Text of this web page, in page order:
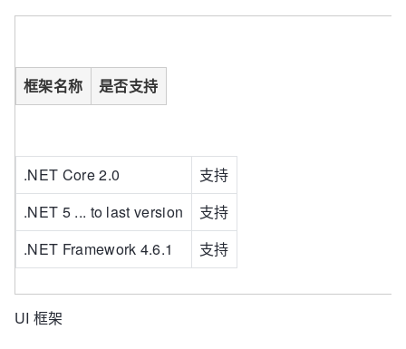
框架名称 是否支持
.NET Core 2.0
支持
.NET 5 ... to last version
支持
.NET Framework 4.6.1
支持
UI 框架